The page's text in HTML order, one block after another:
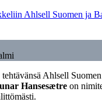
Ahlsell Suomen ja
tehtävänsä Ahlsell
Hansesætre on